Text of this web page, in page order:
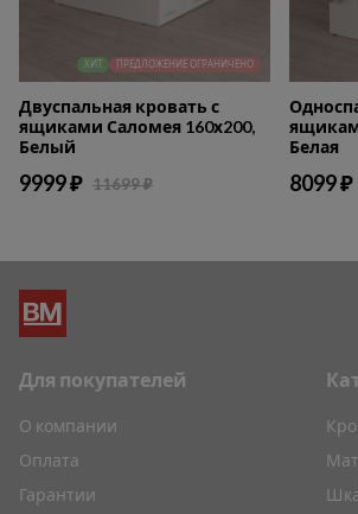
ХИТ ПРЕДЛОЖЕНИЕ ОГРАНИЧЕНО
Двуспальная кровать с
ящиками Саломея 160х200,
Белый
9999 ₽ 11699 ₽
Белая
8099 ₽
Для покупателей
О компании
Оплата
Гарантии